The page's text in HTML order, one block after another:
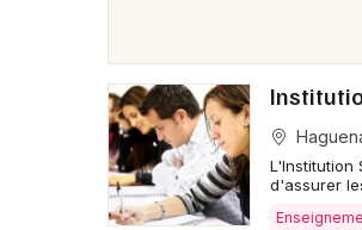
L'Institution
d'assurer